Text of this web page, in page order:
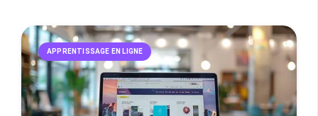
APPRENTISSAGE EN LIGNE